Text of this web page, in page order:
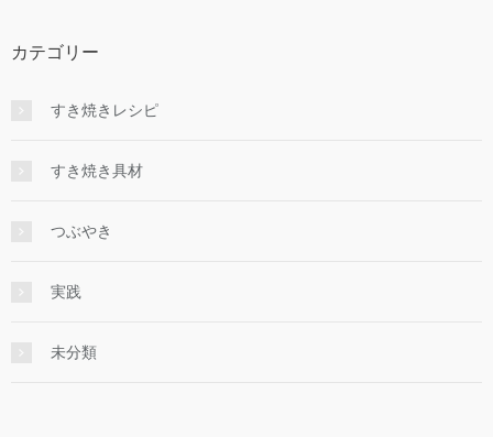
カテゴリー
すき焼きレシピ
すき焼き具材
つぶやき
実践
未分類